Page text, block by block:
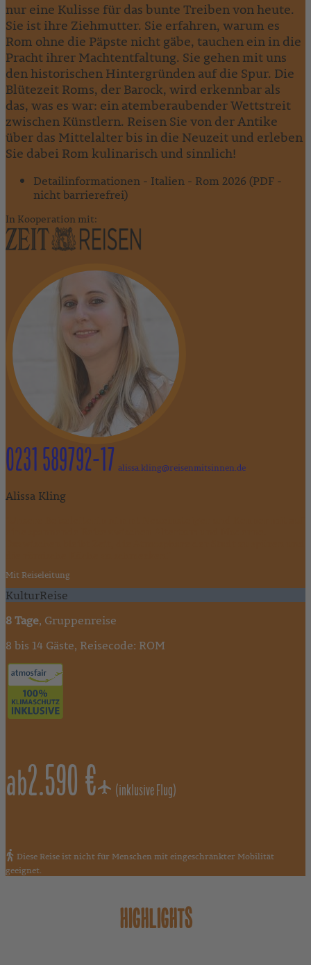
nur eine Kulisse für das bunte Treiben von heute.
Sie ist ihre Ziehmutter. Sie erfahren, warum es
Rom ohne die Päpste nicht gäbe, tauchen ein in die
Pracht ihrer Machtentfaltung. Sie gehen mit uns
den historischen Hintergründen auf die Spur. Die
Blütezeit Roms, der Barock, wird erkennbar als
das, was es war: ein atemberaubender Wettstreit
zwischen Künstlern. Reisen Sie von der Antike
über das Mittelalter bis in die Neuzeit und erleben
Sie dabei Rom kulinarisch und sinnlich!
Detailinformationen - Italien - Rom 2026 (PDF -
nicht barrierefrei)
In Kooperation mit:
0231 589792-17 alissa.kling@reisenmitsinnen.de
Alissa Kling
Mit Reiseleitung
KulturReise
8 Tage, Gruppenreise
8 bis 14 Gäste, Reisecode: ROM
ab2.590 € (inklusive Flug)
Diese Reise ist nicht für Menschen mit eingeschränkter Mobilität
geeignet.
HIGHLIGHTS